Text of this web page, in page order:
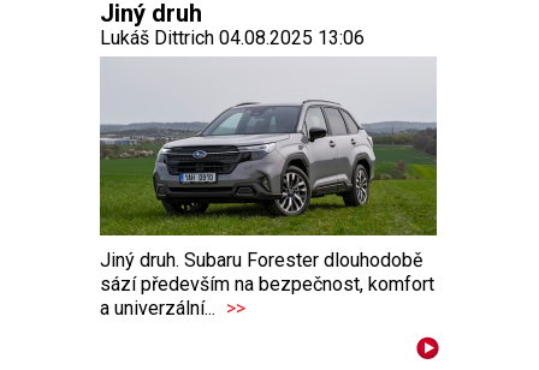
Jiný druh
Lukáš Dittrich 04.08.2025 13:06
Jiný druh. Subaru Forester dlouhodobě
sází především na bezpečnost, komfort
a univerzální... >>